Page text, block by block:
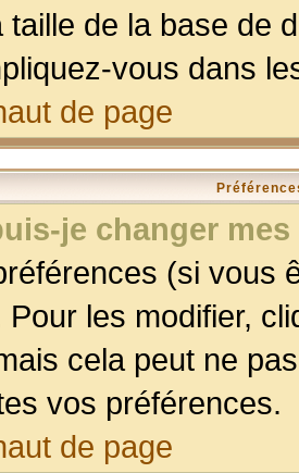
taille de la base de
vous dans
de page
je changer
(si vous
Pour les modifier,
cela peut ne
vos préférences.
de page